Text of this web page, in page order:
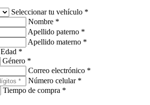
Seleccionar tu vehículo *
Nombre *
Apellido paterno *
Apellido materno *
Edad *
Género *
Correo electrónico *
Número celular *
Tiempo de compra *